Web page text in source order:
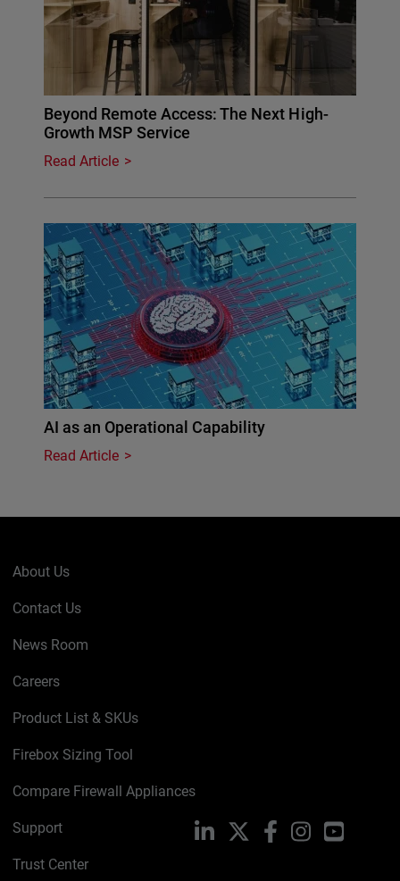
Beyond Remote Access: The Next High-
Growth MSP Service
Read Article
AI as an Operational Capability
Read Article
About Us
Contact Us
News Room
Careers
Product List & SKUs
Firebox Sizing Tool
Compare Firewall Appliances
Support
Trust Center
LinkedIn FacebookInstagramYouTube